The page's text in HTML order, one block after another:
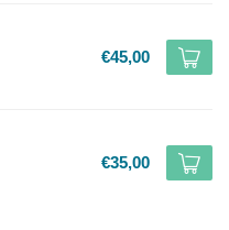
€45,00
€35,00